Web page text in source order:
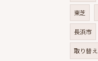
東芝
長浜市
取り替え